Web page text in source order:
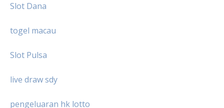
Slot Dana
togel macau
Slot Pulsa
live draw sdy
pengeluaran hk lotto